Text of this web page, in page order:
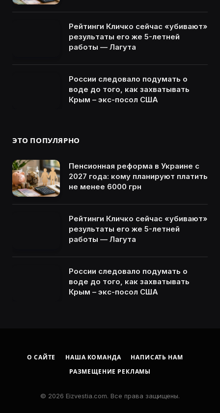
Рейтинги Кличко сейчас «убивают»
результаты его же 5-летней
работы — Лагута
России следовало подумать о
воде до того, как захватывать
Крым – экс-посол США
ЭТО ПОПУЛЯРНО
Пенсионная реформа в Украине с
2027 года: кому планируют платить
не менее 6000 грн
Рейтинги Кличко сейчас «убивают»
результаты его же 5-летней
работы — Лагута
России следовало подумать о
воде до того, как захватывать
Крым – экс-посол США
О САЙТЕ НАША КОМАНДА
НАПИСАТЬ НАМ
РАЗМЕЩЕНИЕ РЕКЛАМЫ
© 2026 Eizvestia.com. Все права защищены.